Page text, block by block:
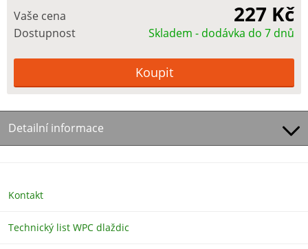
Vaše cena 227 Kč
Dostupnost Skladem - dodávka do 7 dnů
Detailní informace
Kontakt
Technický list WPC dlaždic